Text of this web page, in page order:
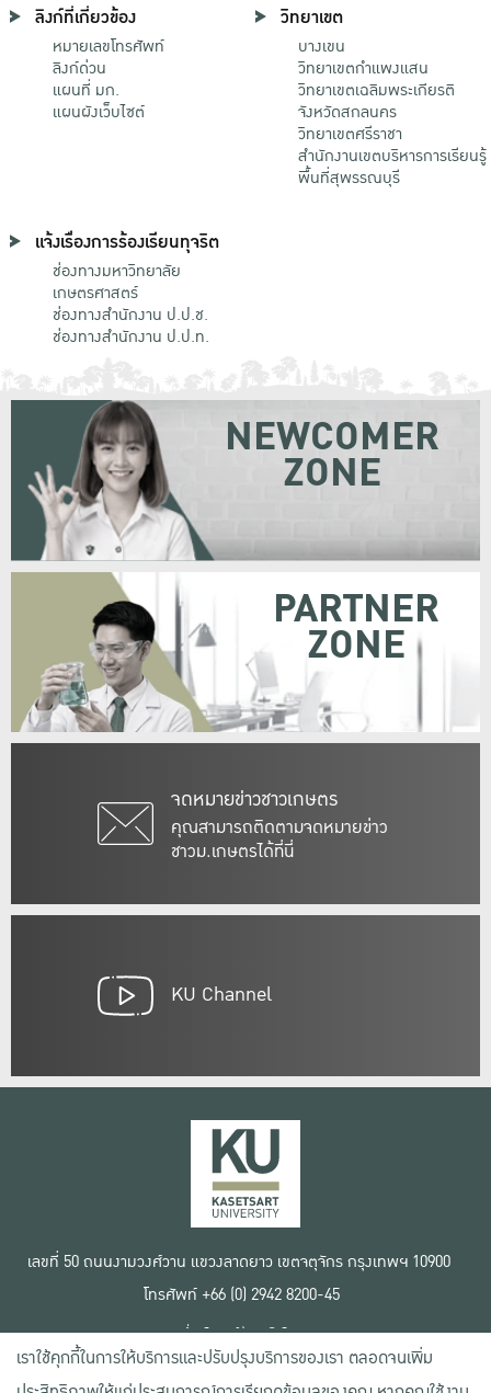
ลิงก์ที่เกี่ยวข้อง
หมายเลขโทรศัพท์
ลิงก์ด่วน
แผนที่ มก.
แผนผังเว็บไซต์
วิทยาเขต
บางเขน
วิทยาเขตกําแพงแสน
วิทยาเขตเฉลิมพระเกียรติ
จังหวัดสกลนคร
วิทยาเขตศรีราชา
สำนักงานเขตบริหารการเรียนรู้
พื้นที่สุพรรณบุรี
แจ้งเรื่องการร้องเรียนทุจริต
ช่องทางมหาวิทยาลัย
เกษตรศาสตร์
ช่องทางสำนักงาน ป.ป.ช.
ช่องทางสำนักงาน ป.ป.ท.
จดหมายข่าวชาวเกษตร
คุณสามารถติดตามจดหมายข่าว
ชาวม.เกษตรได้ที่นี่
NEWCOMER
ZONE
PARTNER
ZONE
KU Channel
เลขที่ 50 ถนนงามวงศ์วาน แขวงลาดยาว เขตจตุจักร กรุงเทพฯ 10900
โทรศัพท์ +66 (0) 2942 8200-45
เงื่อนไขการใช้งานเว็บไซต์
ข้อตกลงด้านสิทธิ์ใช้งาน
นโยบายความเป็นส่วนตัว
เราใช้คุกกี้ในการให้บริการและปรับปรุงบริการของเรา ตลอดจนเพิ่ม